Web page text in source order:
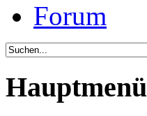
Forum
Hauptmenü